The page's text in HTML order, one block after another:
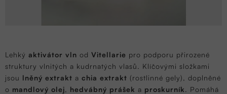
Lehký aktivátor vln od Vitellarie pro podporu přirozené
struktury vlnitých a kudrnatých vlasů. Klíčovými složkami
jsou lněný extrakt a chia extrakt (rostlinné gely), doplněné
o mandlový olej, hedvábný prášek a proskurník. Pomáhá